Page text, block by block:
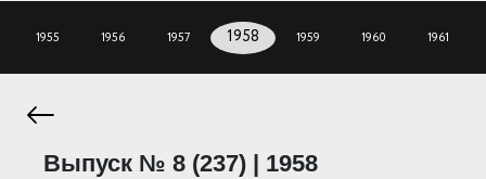
1955 1956 1957 1958 1959 1960 1961
Выпуск № 8 (237) | 1958